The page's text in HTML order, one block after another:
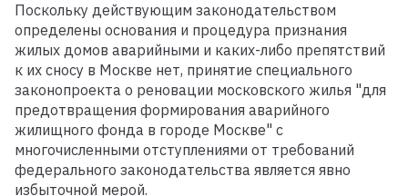
Поскольку действующим законодательством
определены основания и процедура признания
жилых домов аварийными и каких-либо препятствий
к их сносу в Москве нет, принятие специального
законопроекта о реновации московского жилья "для
предотвращения формирования аварийного
жилищного фонда в городе Москве" с
многочисленными отступлениями от требований
федерального законодательства является явно
избыточной мерой.